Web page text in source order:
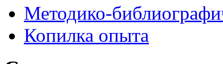
Методико-
Копилка опыта